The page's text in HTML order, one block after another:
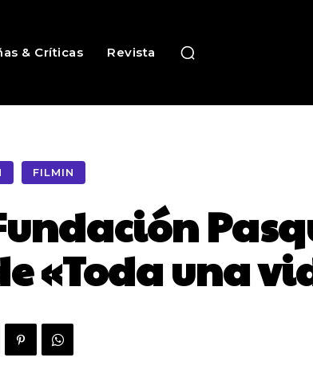
& Críticas Revista
FILMIN
«Toda una